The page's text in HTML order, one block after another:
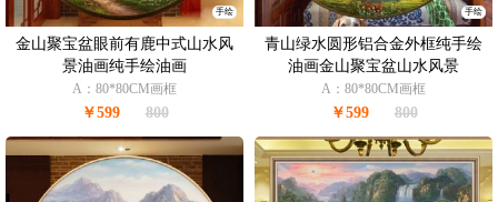
手绘
金山聚宝盆眼前有鹿中式山水风
景油画纯手绘油画
A：80*80CM画框
￥599 800
手绘
青山绿水圆形铝合金外框纯手绘
油画金山聚宝盆山水风景
A：80*80CM画框
￥599 800